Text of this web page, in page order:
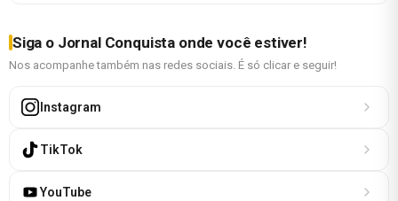
Siga o Jornal Conquista onde você estiver!
Nos acompanhe também nas redes sociais. É só clicar e seguir!
Instagram
TikTok
YouTube